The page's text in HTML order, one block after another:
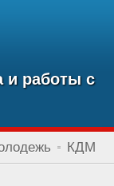
и работы с
КДМ